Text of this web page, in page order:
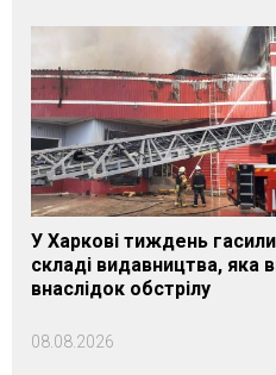
У Харкові тиждень
складі видавництва, яка
внаслідок обстрілу
08.08.2026